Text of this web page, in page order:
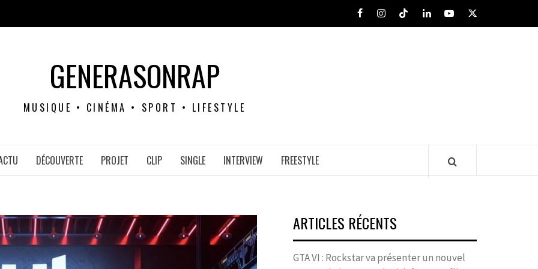
FacebookInstagram
TiktokLinkedInYoutube
X
GENERASONRAP
MUSIQUE • CINÉMA • SPORT • LIFESTYLE
DÉCOUVERTE PROJET CLIP SINGLE INTERVIEW FREESTYLE
ARTICLES RÉCENTS
GTA VI : Rockstar va présenter un nouvel